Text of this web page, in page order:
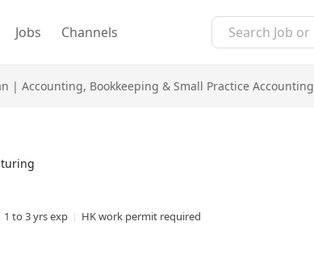
Jobs Channels
| Accounting, Bookkeeping & Small Practice Accounting
1 to 3 yrs exp
HK work permit required